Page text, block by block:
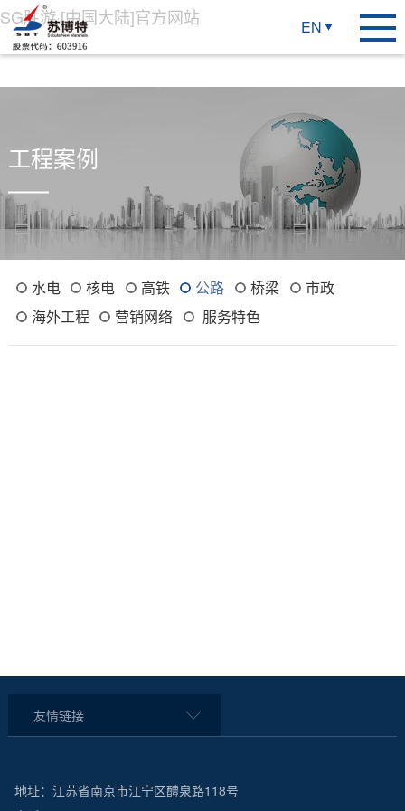
SG胜游·[中国大陆]官方网站 EN
工程案例
水电 核电 高铁 公路 桥梁
市政
海外工程
营销网络 服务特色
友情链接
地址：江苏省南京市江宁区醴泉路118号